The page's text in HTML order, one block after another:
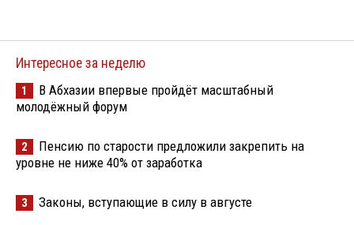
Интересное за неделю
1
В Абхазии впервые пройдёт масштабный
молодёжный форум
2
Пенсию по старости предложили закрепить на
уровне не ниже 40% от заработка
3 Законы, вступающие в силу в августе